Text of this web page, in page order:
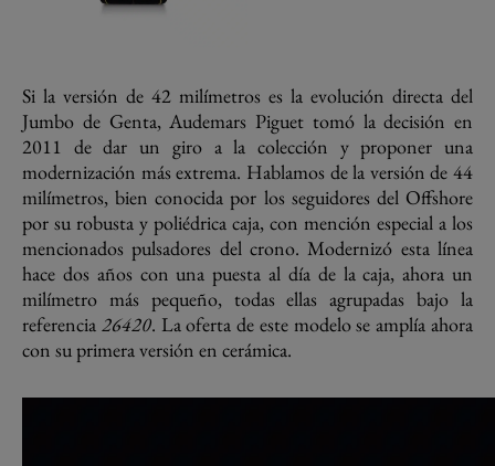
Si la versión de 42 milímetros es la evolución directa del
Jumbo de Genta, Audemars Piguet tomó la decisión en
2011 de dar un giro a la colección y proponer una
modernización más extrema. Hablamos de la versión de 44
milímetros, bien conocida por los seguidores del Offshore
por su robusta y poliédrica caja, con mención especial a los
mencionados pulsadores del crono. Modernizó esta línea
hace dos años con una puesta al día de la caja, ahora un
milímetro más pequeño, todas ellas agrupadas bajo la
referencia 26420. La oferta de este modelo se amplía ahora
con su primera versión en cerámica.